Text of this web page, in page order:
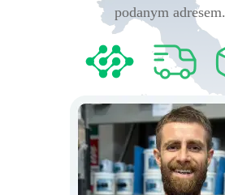
podanym adresem.